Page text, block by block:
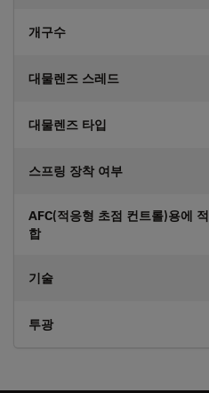
개구수
대물렌즈 스레드
대물렌즈 타입
스프링 장착 여부
AFC(적응형 초점 컨트롤)용에 적
합
기술
투광